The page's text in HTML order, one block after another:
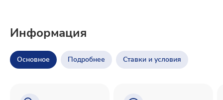
Информация
Основное Подробнее Ставки и условия